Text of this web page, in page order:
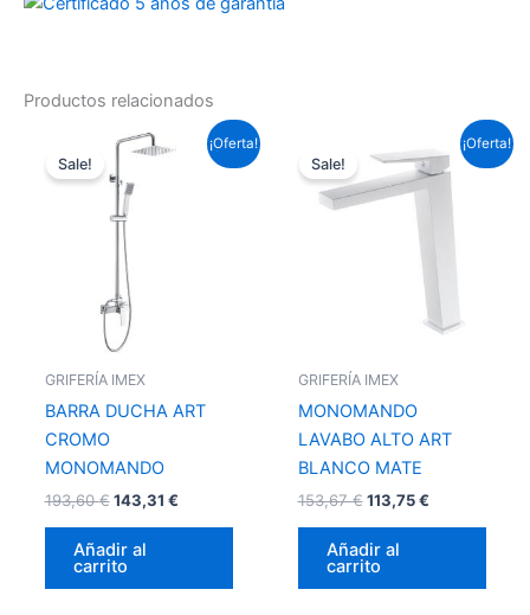
Productos relacionados
¡Oferta!
Sale!
GRIFERÍA IMEX
BARRA DUCHA ART
CROMO
MONOMANDO
193,60€
El
precio
original
era:
193,60 €.
143,31 €
precio
Añadir al
carrito
¡Oferta!
Sale!
GRIFERÍA IMEX
MONOMANDO
LAVABO ALTO ART
BLANCO MATE
153,67€
precio
original
era:
113,75€
precio
actual
Añadir al
carrito